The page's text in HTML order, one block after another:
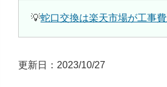
💡蛇口交換は楽天市場が工事
更新日：2023/10/27